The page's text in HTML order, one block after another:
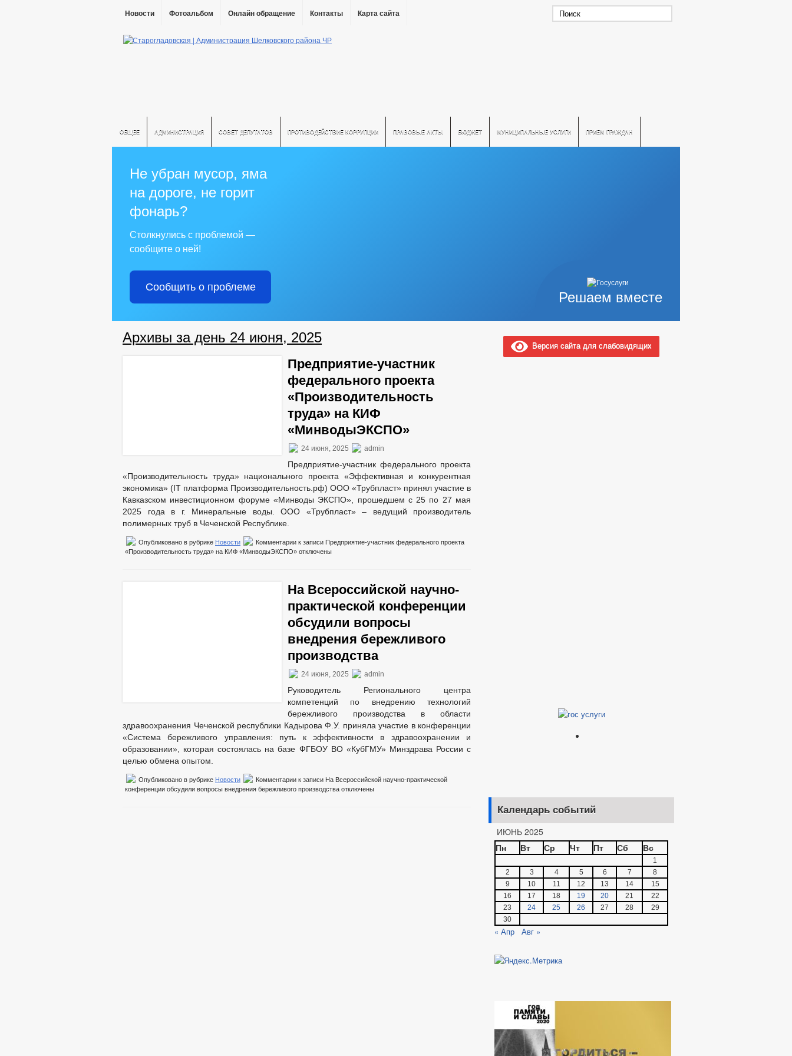
Новости Фотоальбом Онлайн обращение Контакты Карта сайта
ОБЩЕЕ АДМИНИСТРАЦИЯ СОВЕТ ДЕПУТАТОВ ПРОТИВОДЕЙСТВИЕ КОРРУПЦИИ ПРАВОВЫЕ АКТЫ БЮДЖЕТ МУНИЦИПАЛЬНЫЕ УСЛУГИ ПРИЕМ ГРАЖДАН
Решаем вместе
Не убран мусор, яма
на дороге, не горит
фонарь?
Столкнулись с проблемой —
сообщите о ней!
Сообщить о проблеме
Архивы за день 24 июня, 2025
Предприятие-участник
федерального проекта
«Производительность
труда» на КИФ
«МинводыЭКСПО»
24 июня, 2025 admin
Предприятие-участник федерального проекта
«Производительность труда» национального проекта «Эффективная и конкурентная
экономика» (IT платформа Производительность.рф) ООО «Трубпласт» принял участие в
Кавказском инвестиционном форуме «Минводы ЭКСПО», прошедшем с 25 по 27 мая
2025 года в г. Минеральные воды. ООО «Трубпласт» – ведущий производитель
полимерных труб в Чеченской Республике.
Опубликовано в рубрике Новости Комментарии к записи Предприятие-участник федерального проекта
«Производительность труда» на КИФ «МинводыЭКСПО» отключены
На Всероссийской научно-
практической конференции
обсудили вопросы
внедрения бережливого
производства
24 июня, 2025 admin
Руководитель Регионального центра
компетенций по внедрению технологий
бережливого производства в области
здравоохранения Чеченской республики Кадырова Ф.У. приняла участие в конференции
«Система бережливого управления: путь к эффективности в здравоохранении и
образовании», которая состоялась на базе ФГБОУ ВО «КубГМУ» Минздрава России с
целью обмена опытом.
Опубликовано в рубрике Новости Комментарии к записи На Всероссийской научно-практической
конференции обсудили вопросы внедрения бережливого производства отключены
Версия сайта для слабовидящих
Календарь событий
ИЮНЬ 2025
Пн
Вт Ср Чт Пт Сб Вс
1
2
3 4 5 6 7
8
9
10 11 12 13 14
15
16
17 18 19 20 21
22
23
24 25 26 27 28
29
30
« Апр Авг »